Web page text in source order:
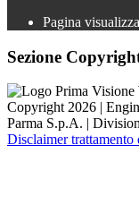
Pagina
Sezione
Copyright 2026 |
Parma S.p.A. |
Disclaimer trattamento